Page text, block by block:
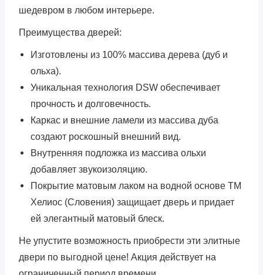
шедевром в любом интерьере.
Преимущества дверей:
Изготовлены из 100% массива дерева (дуб и
ольха).
Уникальная технология DSW обеспечивает
прочность и долговечность.
Каркас и внешние ламели из массива дуба
создают роскошный внешний вид.
Внутренняя подложка из массива ольхи
добавляет звукоизоляцию.
Покрытие матовым лаком на водной основе TM
Хелиос (Словения) защищает дверь и придает
ей элегантный матовый блеск.
Не упустите возможность приобрести эти элитные
двери по выгодной цене! Акция действует на